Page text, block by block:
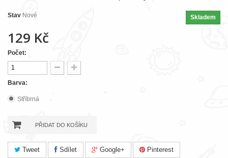
Skladem
Stav Nové
129 Kč
Počet:
Barva:
Stříbrná
PŘIDAT DO KOŠÍKU
Tweet Sdílet Google+ Pinterest